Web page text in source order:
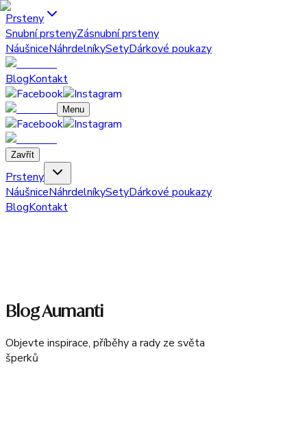
Prsteny
Snubní prstenyZásnubní prsteny
NáušniceNáhrdelníkySetyDárkové poukazy
BlogKontakt
Menu
Zavřít
Prsteny
NáušniceNáhrdelníkySetyDárkové poukazy
BlogKontakt
Blog Aumanti
Objevte inspirace, příběhy a rady ze světa
šperků